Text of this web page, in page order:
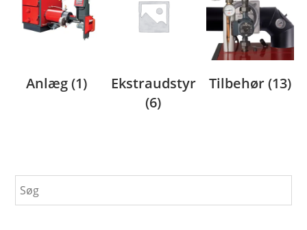
Anlæg(1)
Ekstraudstyr
(6)
Tilbehør(13)